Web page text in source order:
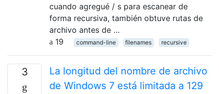
cuando agregué / s para escanear de
forma recursiva, también obtuve rutas de
archivo antes de …
19
command-line filenames recursive
3
La longitud del nombre de archivo
de Windows 7 está limitada a 129